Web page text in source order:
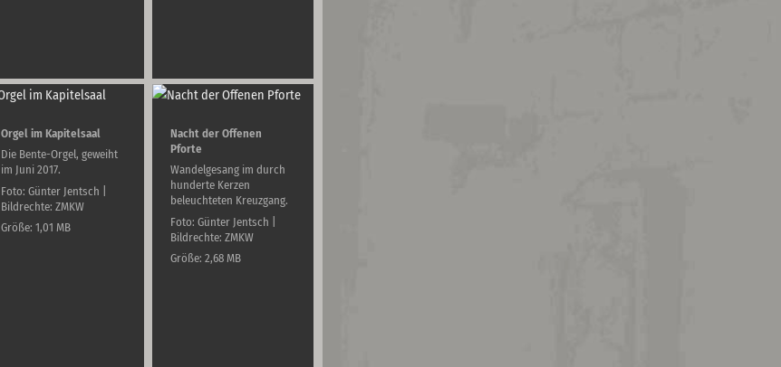
Orgel im Kapitelsaal
Die Bente-Orgel, geweiht
im Juni 2017.
Foto: Günter Jentsch |
Bildrechte: ZMKW
Größe: 1,01 MB
Nacht der Offenen
Pforte
Wandelgesang im durch
hunderte Kerzen
beleuchteten Kreuzgang.
Foto: Günter Jentsch |
Bildrechte: ZMKW
Größe: 2,68 MB